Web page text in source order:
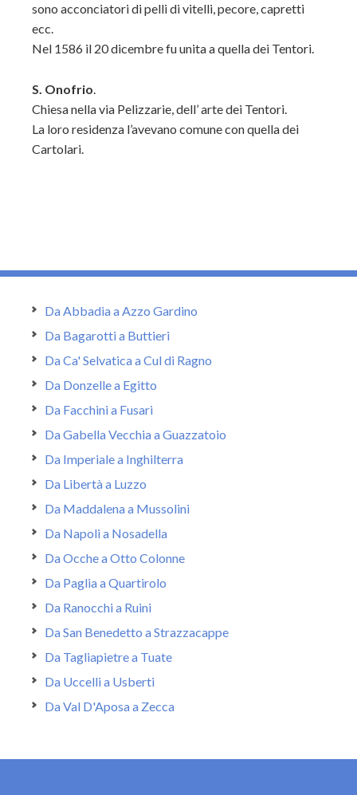
sono acconciatori di pelli di vitelli, pecore, capretti
ecc.
Nel 1586 il 20 dicembre fu unita a quella dei Tentori.
S. Onofrio.
Chiesa nella via Pelizzarie, dell’ arte dei Tentori.
La loro residenza l’avevano comune con quella dei
Cartolari.
Da Abbadia a Azzo Gardino
Da Bagarotti a Buttieri
Da Ca' Selvatica a Cul di Ragno
Da Donzelle a Egitto
Da Facchini a Fusari
Da Gabella Vecchia a Guazzatoio
Da Imperiale a Inghilterra
Da Libertà a Luzzo
Da Maddalena a Mussolini
Da Napoli a Nosadella
Da Ocche a Otto Colonne
Da Paglia a Quartirolo
Da Ranocchi a Ruini
Da San Benedetto a Strazzacappe
Da Tagliapietre a Tuate
Da Uccelli a Usberti
Da Val D'Aposa a Zecca